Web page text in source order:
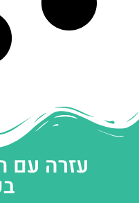
עזרה עם